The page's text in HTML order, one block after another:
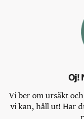
Oj!
Vi ber om ursäkt
vi kan, håll ut! Har